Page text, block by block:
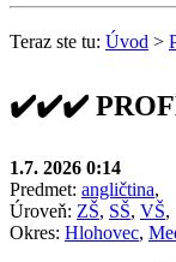
Teraz ste tu: Úvod >
✔️✔️✔️
1.7. 2026 0:14
Predmet: angličtina,
Úroveň: ZŠ, SŠ, VŠ,
Okres: Hlohovec,